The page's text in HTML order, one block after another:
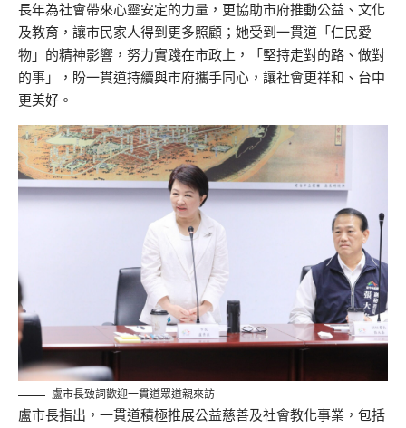
長年為社會帶來心靈安定的力量，更協助市府推動公益、文化
及教育，讓市民家人得到更多照顧；她受到一貫道「仁民愛
物」的精神影響，努力實踐在市政上，「堅持走對的路、做對
的事」，盼一貫道持續與市府攜手同心，讓社會更祥和、台中
更美好。
盧市長致詞歡迎一貫道眾道親來訪
盧市長指出，一貫道積極推展公益慈善及社會教化事業，包括